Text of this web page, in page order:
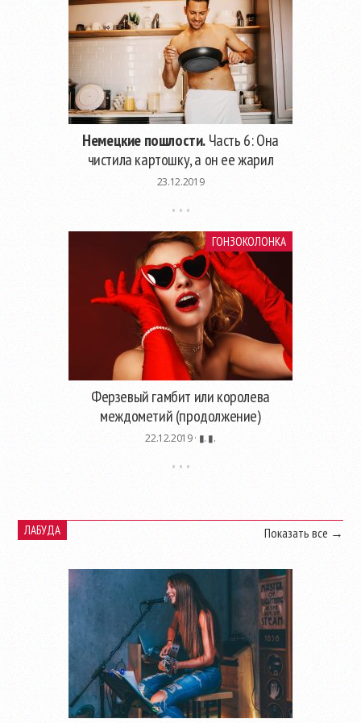
Немецкие пошлости.Часть 6: Она
чистила картошку, а он ее жарил
23.12.2019
ГОНЗОКОЛОНКА
Ферзевый гамбит или королева
междометий (продолжение)
22.12.2019 · ▮. ▮.
ЛАБУДА Показать все →